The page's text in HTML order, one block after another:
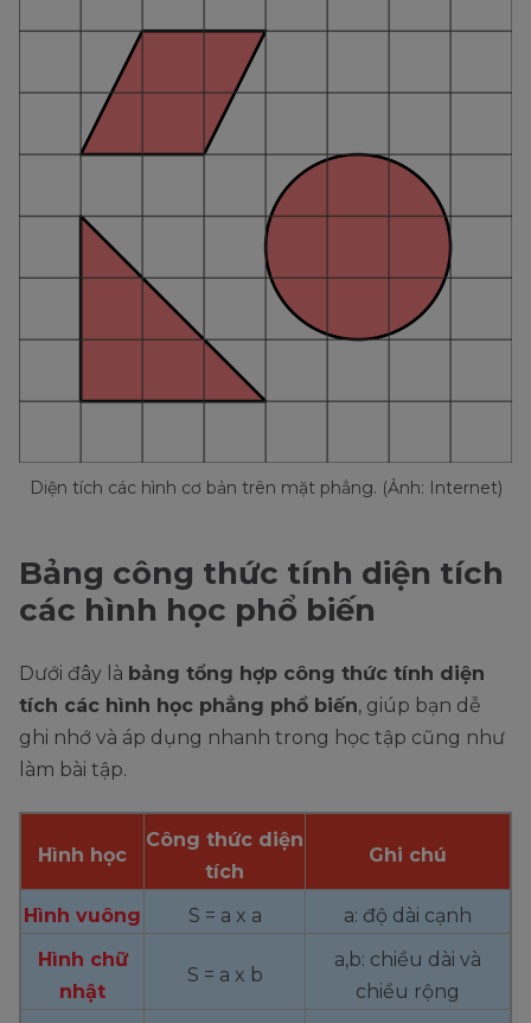
Diện tích các hình cơ bản trên mặt phẳng. (Ảnh: Internet)
Bảng công thức tính diện tích
các hình học phổ biến
Dưới đây là bảng tổng hợp công thức tính diện
tích các hình học phẳng phổ biến, giúp bạn dễ
ghi nhớ và áp dụng nhanh trong học tập cũng như
làm bài tập.
Hình học
Công thức diện
tích
Ghi chú
Hình vuông S = a x a
a: độ dài cạnh
Hình chữ
nhật
S = a x b
a,b: chiều dài và
chiều rộng